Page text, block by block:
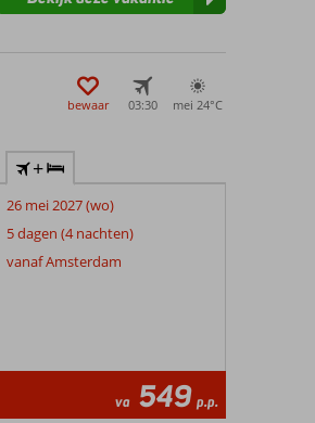
bewaar 03:30 mei 24°C
+
26 mei 2027 (wo)
5 dagen (4 nachten)
vanaf Amsterdam
va 549 p.p.